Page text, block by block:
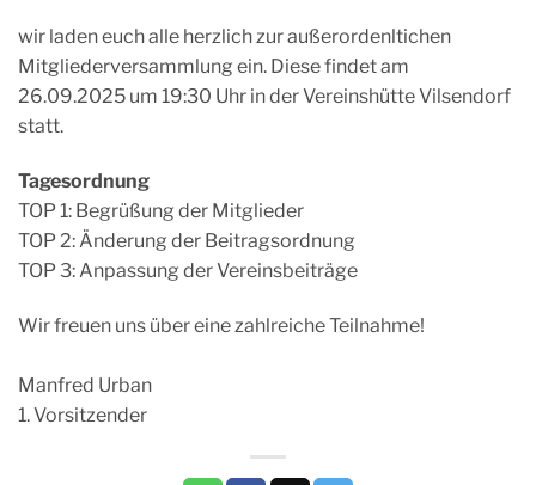
wir laden euch alle herzlich zur außerordenltichen
Mitgliederversammlung ein. Diese findet am
26.09.2025 um 19:30 Uhr in der Vereinshütte Vilsendorf
statt.
Tagesordnung
TOP 1: Begrüßung der Mitglieder
TOP 2: Änderung der Beitragsordnung
TOP 3: Anpassung der Vereinsbeiträge
Wir freuen uns über eine zahlreiche Teilnahme!
Manfred Urban
1. Vorsitzender